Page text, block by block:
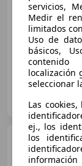
11/2022
GRUPO FLEXICAR
ES-41007 SEVILLA
servicios,
Medir el
limitados
Uso de
básicos,
localización
seleccionar
Las
ej., los
los